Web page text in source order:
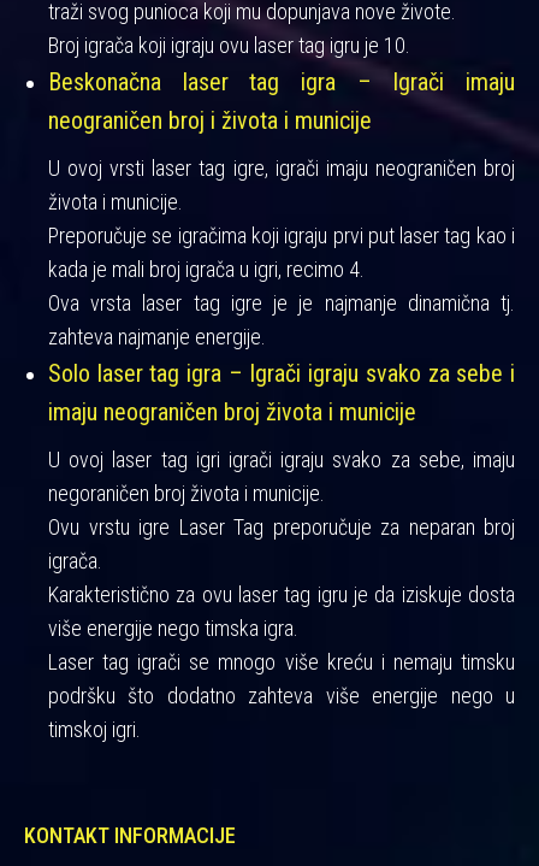
traži svog punioca koji mu dopunjava nove živote.
Broj igrača koji igraju ovu laser tag igru je 10.
Beskonačna laser tag igra – Igrači imaju
neograničen broj i života i municije
U ovoj vrsti laser tag igre, igrači imaju neograničen broj
života i municije.
Preporučuje se igračima koji igraju prvi put laser tag kao i
kada je mali broj igrača u igri, recimo 4.
Ova vrsta laser tag igre je je najmanje dinamična tj.
zahteva najmanje energije.
Solo laser tag igra – Igrači igraju svako za sebe i
imaju neograničen broj života i municije
U ovoj laser tag igri igrači igraju svako za sebe, imaju
negoraničen broj života i municije.
Ovu vrstu igre Laser Tag preporučuje za neparan broj
igrača.
Karakteristično za ovu laser tag igru je da iziskuje dosta
više energije nego timska igra.
Laser tag igrači se mnogo više kreću i nemaju timsku
podršku što dodatno zahteva više energije nego u
timskoj igri.
KONTAKT INFORMACIJE